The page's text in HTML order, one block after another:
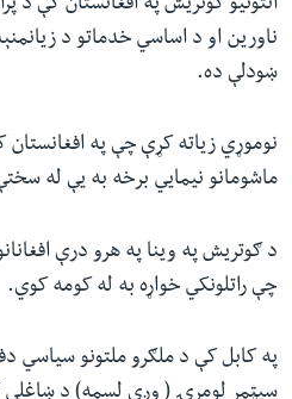
انتونیو ګوتریش په افغانستان کې د
ناورین او د اساسي خدماتو د
ښودلې ده.
نوموړي زیاته کړې چې په
ماشومانو نیمايي برخه به یې له
د ګوتریش په وینا په هرو درې
چې راتلونکي خواړه به له کومه کوي.
په کابل کې د ملګرو ملتونو سیاسي
سپټمر لومړۍ ( وږې لسمه) د ښاغلي